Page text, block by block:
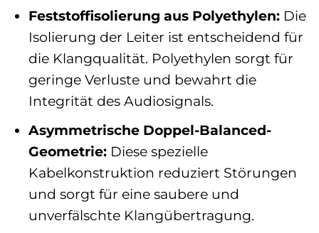
Feststoffisolierung aus Polyethylen:Die
Isolierung der Leiter ist entscheidend für
die Klangqualität. Polyethylen sorgt für
geringe Verluste und bewahrt die
Integrität des Audiosignals.
Asymmetrische Doppel-Balanced-
Geometrie:Diese spezielle
Kabelkonstruktion reduziert Störungen
und sorgt für eine saubere und
unverfälschte Klangübertragung.